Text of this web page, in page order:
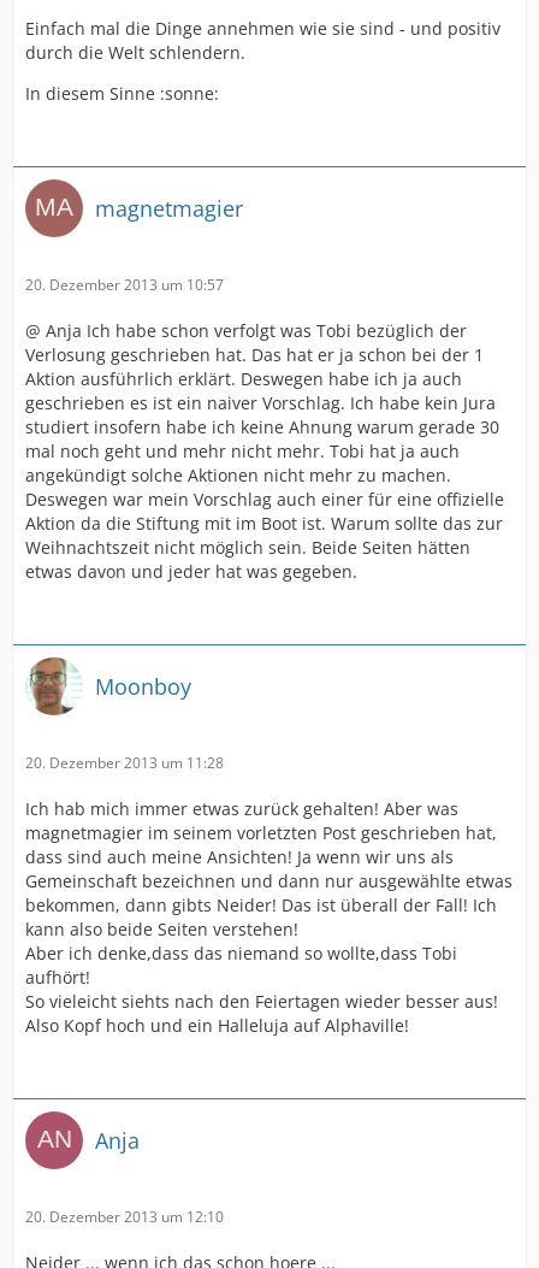
Einfach mal die Dinge annehmen wie sie sind - und positiv
durch die Welt schlendern.
In diesem Sinne :sonne:
magnetmagier
20. Dezember 2013 um 10:57
@ Anja Ich habe schon verfolgt was Tobi bezüglich der
Verlosung geschrieben hat. Das hat er ja schon bei der 1
Aktion ausführlich erklärt. Deswegen habe ich ja auch
geschrieben es ist ein naiver Vorschlag. Ich habe kein Jura
studiert insofern habe ich keine Ahnung warum gerade 30
mal noch geht und mehr nicht mehr. Tobi hat ja auch
angekündigt solche Aktionen nicht mehr zu machen.
Deswegen war mein Vorschlag auch einer für eine offizielle
Aktion da die Stiftung mit im Boot ist. Warum sollte das zur
Weihnachtszeit nicht möglich sein. Beide Seiten hätten
etwas davon und jeder hat was gegeben.
Moonboy
20. Dezember 2013 um 11:28
Ich hab mich immer etwas zurück gehalten! Aber was
magnetmagier im seinem vorletzten Post geschrieben hat,
dass sind auch meine Ansichten! Ja wenn wir uns als
Gemeinschaft bezeichnen und dann nur ausgewählte etwas
bekommen, dann gibts Neider! Das ist überall der Fall! Ich
kann also beide Seiten verstehen!
Aber ich denke,dass das niemand so wollte,dass Tobi
aufhört!
So vieleicht siehts nach den Feiertagen wieder besser aus!
Also Kopf hoch und ein Halleluja auf Alphaville!
Anja
20. Dezember 2013 um 12:10
Neider ... wenn ich das schon hoere ...